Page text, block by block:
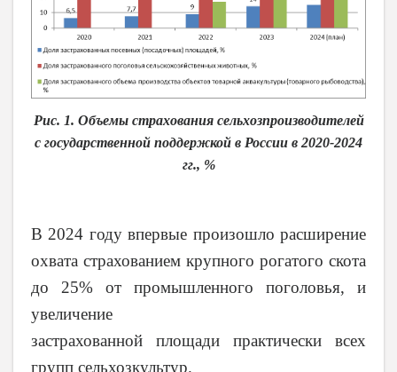
Рис. 1. Объемы страхования сельхозпроизводителей
с государственной поддержкой в России в 2020-2024
гг., %
В 2024 году впервые произошло расширение
охвата страхованием крупного рогатого скота
до 25% от промышленного поголовья, и
увеличение
застрахованной площади практически всех
групп сельхозкультур.